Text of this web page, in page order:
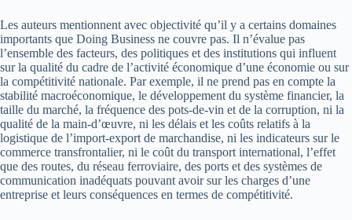
Les auteurs mentionnent avec objectivité qu’il y a certains domaines
importants que Doing Business ne couvre pas. Il n’évalue pas
l’ensemble des facteurs, des politiques et des institutions qui influent
sur la qualité du cadre de l’activité économique d’une économie ou sur
la compétitivité nationale. Par exemple, il ne prend pas en compte la
stabilité macroéconomique, le développement du système financier, la
taille du marché, la fréquence des pots-de-vin et de la corruption, ni la
qualité de la main-d’œuvre, ni les délais et les coûts relatifs à la
logistique de l’import-export de marchandise, ni les indicateurs sur le
commerce transfrontalier, ni le coût du transport international, l’effet
que des routes, du réseau ferroviaire, des ports et des systèmes de
communication inadéquats pouvant avoir sur les charges d’une
entreprise et leurs conséquences en termes de compétitivité.